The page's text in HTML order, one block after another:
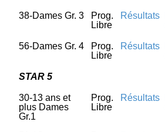
38-Dames Gr. 3
Prog.
Libre
Résultats
56-Dames Gr. 4
Prog.
Libre
Résultats
STAR 5
30-13 ans et
plus Dames
Gr.1
Prog.
Libre
Résultats